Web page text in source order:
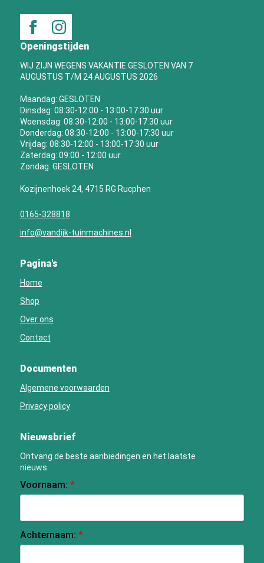
Openingstijden
WIJ ZIJN WEGENS VAKANTIE GESLOTEN VAN 7
AUGUSTUS T/M 24 AUGUSTUS 2026
Maandag: GESLOTEN
Dinsdag: 08:30-12:00 - 13:00-17:30 uur
Woensdag: 08:30-12:00 - 13:00-17:30 uur
Donderdag: 08:30-12:00 - 13:00-17:30 uur
Vrijdag: 08:30-12:00 - 13:00-17:30 uur
Zaterdag: 09:00 - 12:00 uur
Zondag: GESLOTEN
Kozijnenhoek 24, 4715 RG Rucphen
0165-328818
info@vandijk-tuinmachines.nl
Pagina's
Home
Shop
Over ons
Contact
Documenten
Algemene voorwaarden
Privacy policy
Nieuwsbrief
Ontvang de beste aanbiedingen en het laatste
nieuws.
Voornaam: *
Achternaam: *